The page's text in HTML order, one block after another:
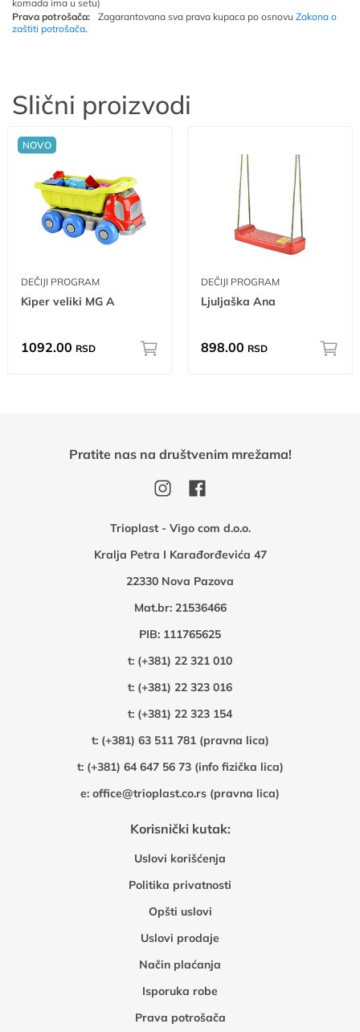
komada ima u setu)
Prava potrošača:
Zagarantovana sva prava kupaca po osnovu Zakona o
zaštiti potrošača.
Slični proizvodi
NOVO
DEČIJI PROGRAM
Kiper veliki MG A
1092.00 RSD
DEČIJI PROGRAM
Ljuljaška Ana
898.00 RSD
Trioplast - Vigo com d.o.o.
Kralja Petra I Karađorđevića 47
22330 Nova Pazova
Mat.br: 21536466
PIB: 111765625
t: (+381) 22 321 010
t: (+381) 22 323 016
t: (+381) 22 323 154
t: (+381) 63 511 781 (pravna lica)
t: (+381) 64 647 56 73 (info fizička lica)
e: office@trioplast.co.rs (pravna lica)
Korisnički kutak:
Uslovi korišćenja
Politika privatnosti
Opšti uslovi
Uslovi prodaje
Način plaćanja
Isporuka robe
Prava potrošača
Pratite nas na društvenim mrežama!